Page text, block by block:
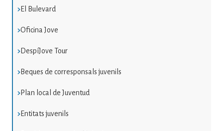
El Bulevard
Oficina Jove
DespíJove Tour
Beques de corresponsals juvenils
Plan local de Juventud
Entitats juvenils